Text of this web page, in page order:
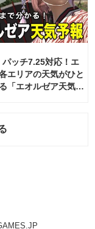
パッチ7.25対応！エ
エリアの天気がひと
「エオルゼア天気予